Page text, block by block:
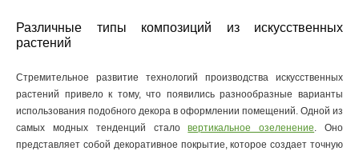
Различные типы композиций из искусственных
растений
Стремительное развитие технологий производства искусственных
растений привело к тому, что появились разнообразные варианты
использования подобного декора в оформлении помещений. Одной из
самых модных тенденций сталовертикальное озеленение. Оно
представляет собой декоративное покрытие, которое создает точную